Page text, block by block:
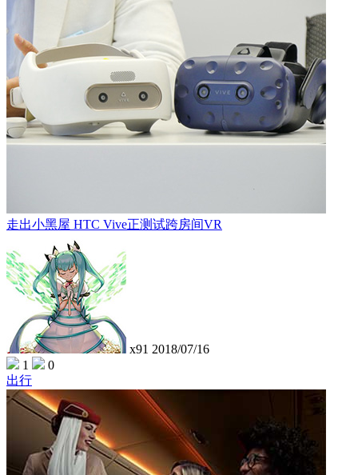
走出小黑屋 HTC Vive正测试跨房间VR
x91 2018/07/16
1
0
出行